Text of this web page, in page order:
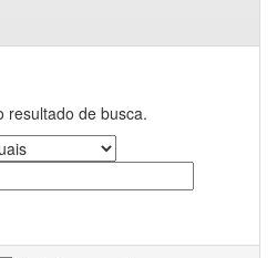
resultado de busca.